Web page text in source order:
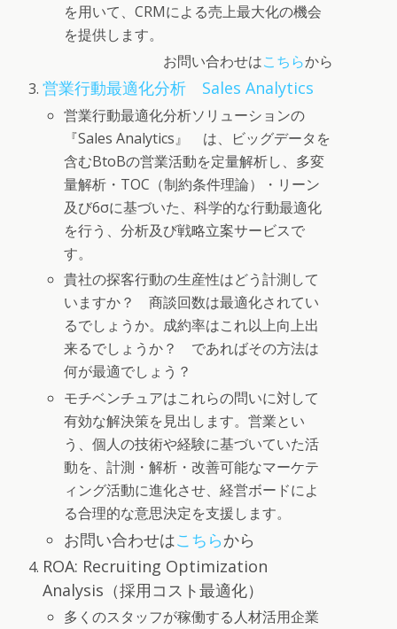
を用いて、CRMによる売上最大化の機会
を提供します。
お問い合わせはこちらから
営業行動最適化分析 Sales Analytics
営業行動最適化分析ソリューションの
『Sales Analytics』 は、ビッグデータを
含むBtoBの営業活動を定量解析し、多変
量解析・TOC（制約条件理論）・リーン
及び6σに基づいた、科学的な行動最適化
を行う、分析及び戦略立案サービスで
す。
貴社の探客行動の生産性はどう計測して
いますか？ 商談回数は最適化されてい
るでしょうか。成約率はこれ以上向上出
来るでしょうか？ であればその方法は
何が最適でしょう？
モチベンチュアはこれらの問いに対して
有効な解決策を見出します。営業とい
う、個人の技術や経験に基づいていた活
動を、計測・解析・改善可能なマーケテ
ィング活動に進化させ、経営ボードによ
る合理的な意思決定を支援します。
お問い合わせはこちらから
ROA: Recruiting Optimization
Analysis（採用コスト最適化）
多くのスタッフが稼働する人材活用企業